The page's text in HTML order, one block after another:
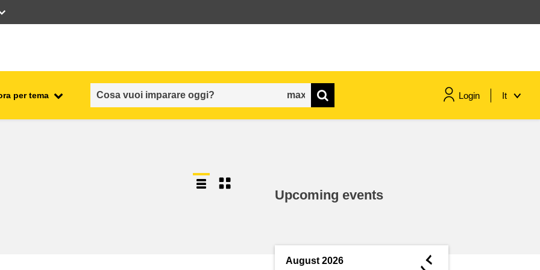
per tema Login It
sicurezza e protezione alimentare
conoscenze
Upcoming events
August 2026 ◄